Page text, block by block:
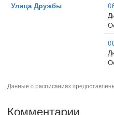
Улица Дружбы
Данные о расписаниях
Комментарии